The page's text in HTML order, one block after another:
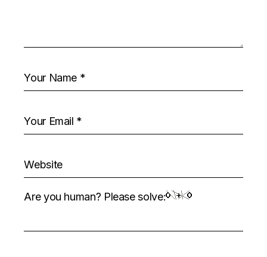
Are you human? Please solve: